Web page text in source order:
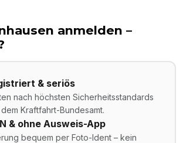
anmelden –
& seriös
nach höchsten Sicherheitsstandards
Kraftfahrt-Bundesamt.
& ohne Ausweis-App
bequem per Foto-Ident – kein